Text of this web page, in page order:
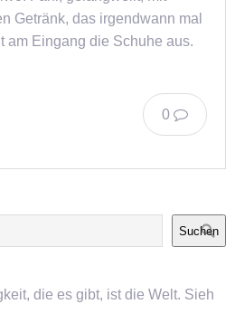
Getränk, das irgendwann mal
am Eingang die Schuhe aus.
0
Suchen
die es gibt, ist die Welt. Sieh